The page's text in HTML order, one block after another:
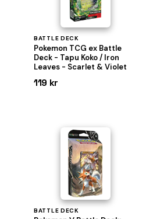
BATTLE DECK
Pokemon TCG ex Battle
Deck - Tapu Koko / Iron
Leaves - Scarlet & Violet
119 kr
BATTLE DECK